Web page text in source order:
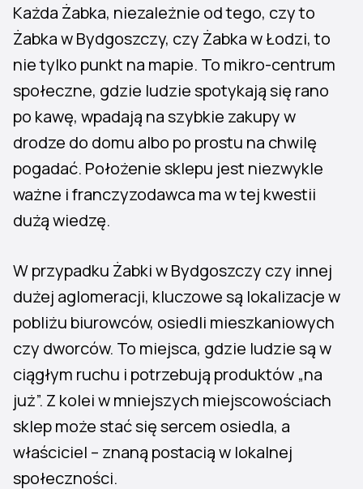
Każda Żabka, niezależnie od tego, czy to
Żabka w Bydgoszczy, czy Żabka w Łodzi, to
nie tylko punkt na mapie. To mikro-centrum
społeczne, gdzie ludzie spotykają się rano
po kawę, wpadają na szybkie zakupy w
drodze do domu albo po prostu na chwilę
pogadać. Położenie sklepu jest niezwykle
ważne i franczyzodawca ma w tej kwestii
dużą wiedzę.
W przypadku Żabki w Bydgoszczy czy innej
dużej aglomeracji, kluczowe są lokalizacje w
pobliżu biurowców, osiedli mieszkaniowych
czy dworców. To miejsca, gdzie ludzie są w
ciągłym ruchu i potrzebują produktów „na
już”. Z kolei w mniejszych miejscowościach
sklep może stać się sercem osiedla, a
właściciel – znaną postacią w lokalnej
społeczności.